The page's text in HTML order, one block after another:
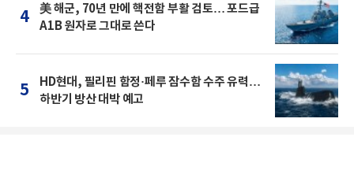
4
美 해군, 70년 만에 핵전함 부활 검토… 포드급
A1B 원자로 그대로 쓴다
5
HD현대, 필리핀 함정·페루 잠수함 수주 유력…
하반기 방산 대박 예고